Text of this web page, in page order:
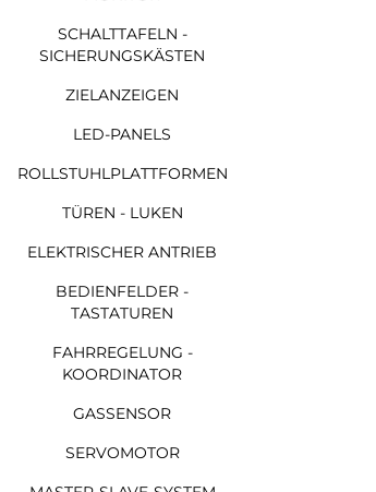
SCHALTTAFELN -
SICHERUNGSKÄSTEN
ZIELANZEIGEN
LED-PANELS
ROLLSTUHLPLATTFORMEN
TÜREN - LUKEN
ELEKTRISCHER ANTRIEB
BEDIENFELDER -
TASTATUREN
FAHRREGELUNG -
KOORDINATOR
GASSENSOR
SERVOMOTOR